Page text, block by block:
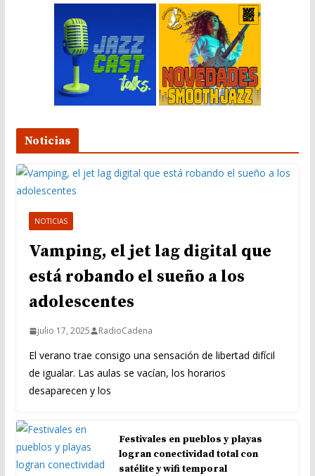
Noticias
NOTICIAS
Vamping, el jet lag digital que
está robando el sueño a los
adolescentes
julio 17, 2025 RadioCadena
El verano trae consigo una sensación de libertad difícil
de igualar. Las aulas se vacían, los horarios
desaparecen y los
Festivales en pueblos y playas
logran conectividad total con
satélite y wifi temporal